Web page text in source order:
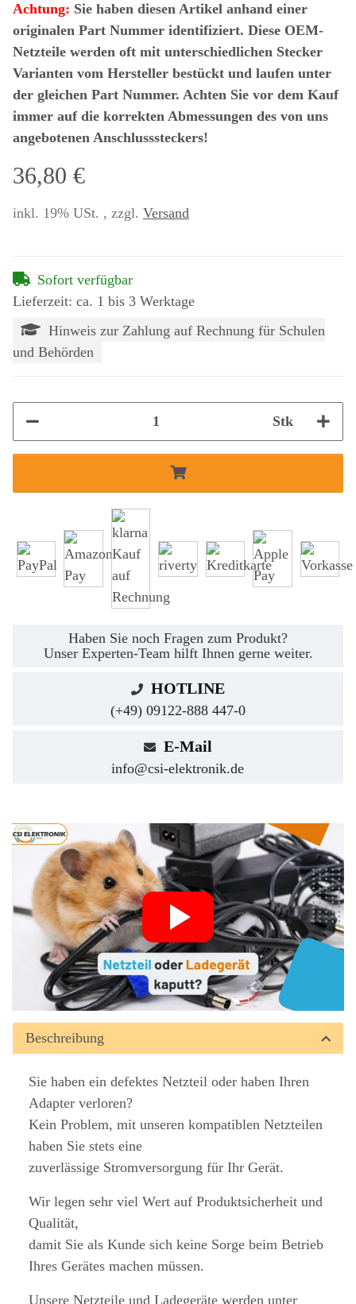
Achtung: Sie haben diesen Artikel anhand einer
originalen Part Nummer identifiziert. Diese OEM-
Netzteile werden oft mit unterschiedlichen Stecker
Varianten vom Hersteller bestückt und laufen unter
der gleichen Part Nummer. Achten Sie vor dem Kauf
immer auf die korrekten Abmessungen des von uns
angebotenen Anschlusssteckers!
36,80 €
inkl. 19% USt. , zzgl. Versand
Sofort verfügbar
Lieferzeit: ca. 1 bis 3 Werktage
Hinweis zur Zahlung auf Rechnung für Schulen
und Behörden
Stk
Haben Sie noch Fragen zum Produkt?
Unser Experten-Team hilft Ihnen gerne weiter.
HOTLINE
(+49) 09122-888 447-0
E-Mail
info@csi-elektronik.de
Beschreibung
Sie haben ein defektes Netzteil oder haben Ihren
Adapter verloren?
Kein Problem, mit unseren kompatiblen Netzteilen
haben Sie stets eine
zuverlässige Stromversorgung für Ihr Gerät.
Wir legen sehr viel Wert auf Produktsicherheit und
Qualität,
damit Sie als Kunde sich keine Sorge beim Betrieb
Ihres Gerätes machen müssen.
Unsere Netzteile und Ladegeräte werden unter